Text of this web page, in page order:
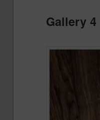
Gallery 4